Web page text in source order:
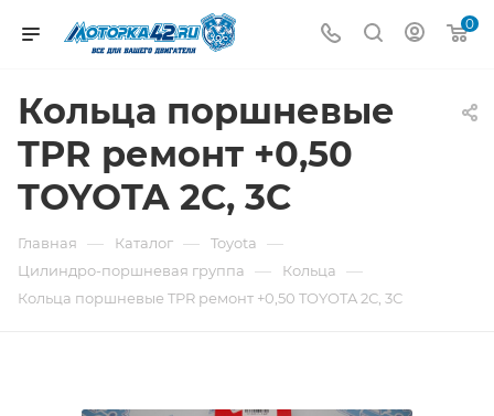
0
Кольца поршневые
TPR ремонт +0,50
TOYOTA 2С, 3С
Главная — Каталог — Toyota —
Цилиндро-поршневая группа — Кольца —
Кольца поршневые TPR ремонт +0,50 TOYOTA 2С, 3С